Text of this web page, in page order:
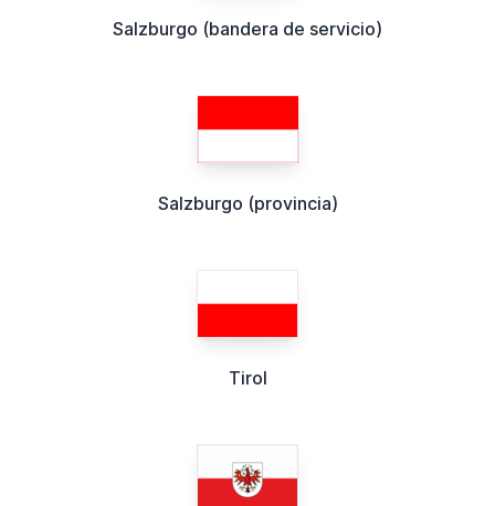
Salzburgo (bandera de servicio)
Salzburgo (provincia)
Tirol